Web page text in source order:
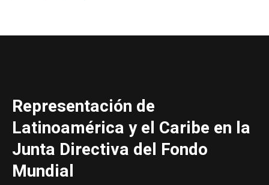
Representación de
Latinoamérica y el Caribe en la
Junta Directiva del Fondo
Mundial